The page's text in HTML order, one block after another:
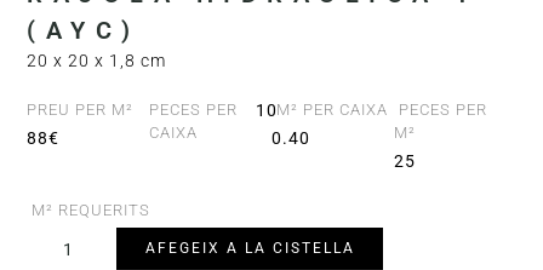
(AYC)
20 x 20 x 1,8 cm
PREU PER M²
88€
PECES PER
CAIXA
10M² PER CAIXA
0.40
PECES PER
M²
25
M² REQUERITS
AFEGEIX A LA CISTELLA